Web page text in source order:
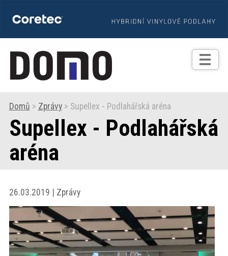
TIPY
Zprávy
Praxe
Fotogalerie
Produkty
Prodejní
akce
Domů > Zprávy> Supellex - Podlahářská aréna
Supellex - Podlahářská
aréna
26.03.2019 | Zprávy